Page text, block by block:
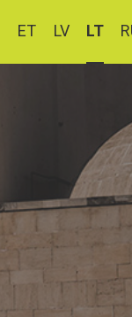
ET LV LT